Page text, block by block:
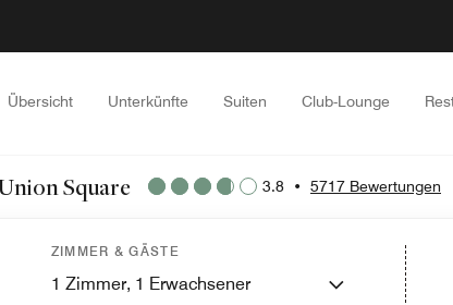
Übersicht Unterkünfte Suiten Club-Lounge
Square 3.8 • 5717 Bewertungen
ZIMMER & GÄSTE
1 Zimmer, 1 Erwachsener